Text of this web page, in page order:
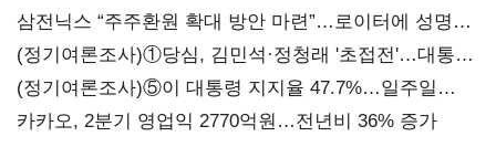
삼전닉스 “주주환원 확대 방안 마련”…로이터에 성명
보내
(정기여론조사)①당심, 김민석·정청래 '초접전'…대통령
지지도 '50% 아래로'(종합)
(정기여론조사)⑤이 대통령 지지율 47.7%…일주일
만에 다시 40%대
카카오, 2분기 영업익 2770억원…전년비 36% 증가